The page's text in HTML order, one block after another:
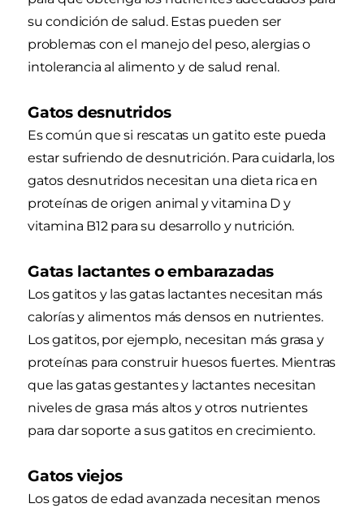
su condición de salud. Estas pueden ser
problemas con el manejo del peso, alergias o
intolerancia al alimento y de salud renal.
Gatos desnutridos
Es común que si rescatas un gatito este pueda
estar sufriendo de desnutrición. Para cuidarla, los
gatos desnutridos necesitan una dieta rica en
proteínas de origen animal y vitamina D y
vitamina B12 para su desarrollo y nutrición.
Gatas lactantes o embarazadas
Los gatitos y las gatas lactantes necesitan más
calorías y alimentos más densos en nutrientes.
Los gatitos, por ejemplo, necesitan más grasa y
proteínas para construir huesos fuertes. Mientras
que las gatas gestantes y lactantes necesitan
niveles de grasa más altos y otros nutrientes
para dar soporte a sus gatitos en crecimiento.
Gatos viejos
Los gatos de edad avanzada necesitan menos